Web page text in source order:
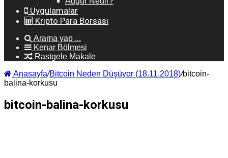
Uygulamalar
Kripto Para Borsası
Arama yap ...
Kenar Bölmesi
Rastgele Makale
Anasayfa/Bitcoin Neden Düşüyor (18.11.2018)/bitcoin-
balina-korkusu
bitcoin-balina-korkusu